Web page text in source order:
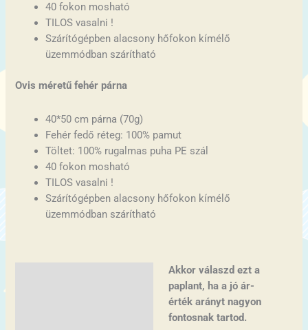
40 fokon mosható
TILOS vasalni !
Szárítógépben alacsony hőfokon kímélő
üzemmódban szárítható
Ovis méretű fehér párna
40*50 cm párna (70g)
Fehér fedő réteg: 100% pamut
Töltet: 100% rugalmas puha PE szál
40 fokon mosható
TILOS vasalni !
Szárítógépben alacsony hőfokon kímélő
üzemmódban szárítható
Akkor válaszd ezt a
paplant, ha a jó ár-
érték arányt nagyon
fontosnak tartod.